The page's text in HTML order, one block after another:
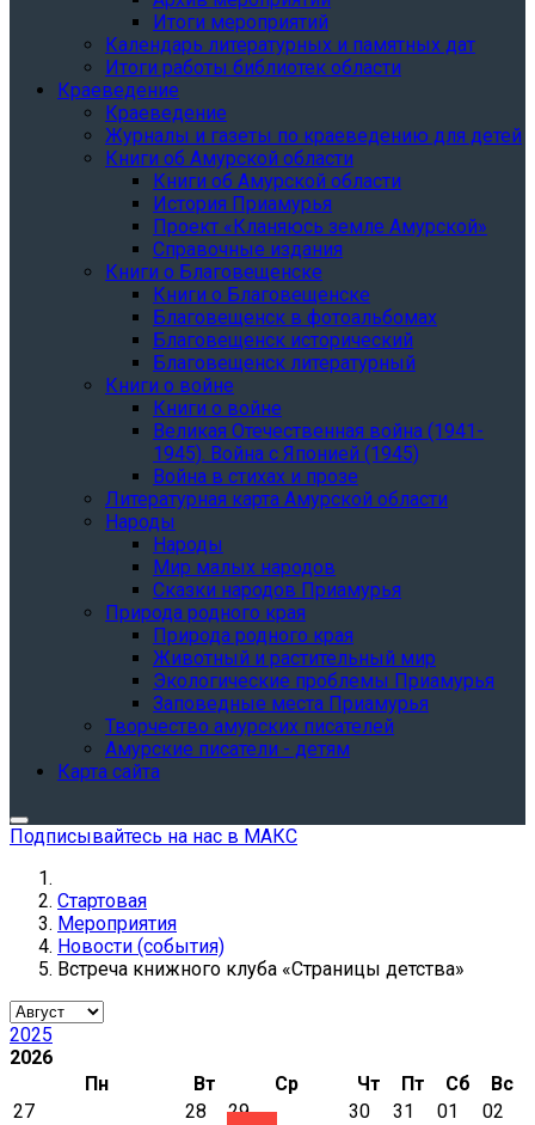
Итоги мероприятий
Календарь литературных и памятных дат
Итоги работы библиотек области
Краеведение
Краеведение
Журналы и газеты по краеведению для детей
Книги об Амурской области
Книги об Амурской области
История Приамурья
Проект «Кланяюсь земле Амурской»
Справочные издания
Книги о Благовещенске
Книги о Благовещенске
Благовещенск в фотоальбомах
Благовещенск исторический
Благовещенск литературный
Книги о войне
Книги о войне
Великая Отечественная война (1941-
1945). Война с Японией (1945)
Война в стихах и прозе
Литературная карта Амурской области
Народы
Народы
Мир малых народов
Сказки народов Приамурья
Природа родного края
Природа родного края
Животный и растительный мир
Экологические проблемы Приамурья
Заповедные места Приамурья
Творчество амурских писателей
Амурские писатели - детям
Карта сайта
Подписывайтесь на нас в МАКС
Стартовая
Мероприятия
Новости (события)
Встреча книжного клуба «Страницы детства»
2025
2026
Пн
Вт Ср Чт Пт Сб
Вс
27
28 29 30 31 01 02